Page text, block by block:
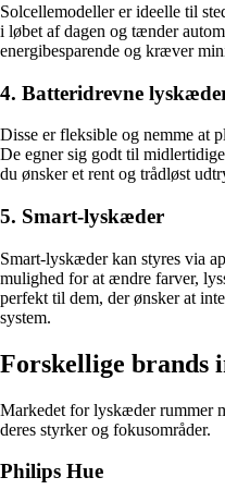
Solcellemodeller er ideelle til
i løbet af dagen og tænder
energibesparende og kræver
4. Batteridrevne
Disse er fleksible og nemme at
De egner sig godt til
du ønsker et rent og trådløst
5. Smart-lyskæder
Smart-lyskæder kan styres via
mulighed for at ændre farver,
perfekt til dem, der ønsker at
system.
Forskellige brands
Markedet for lyskæder rummer
deres styrker og fokusområder.
Philips Hue